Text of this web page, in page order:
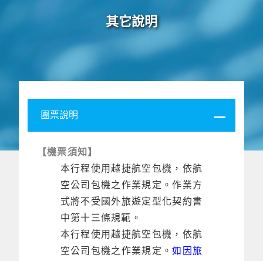
其它說明
團票說明
【機票須知】
本行程使用越捷航空包機，依航
空公司包機之作業規定。作業方
式將不受國外旅遊定型化契約書
中第十三條規範。
本行程使用越捷航空包機，依航
空公司包機之作業規定。如因旅